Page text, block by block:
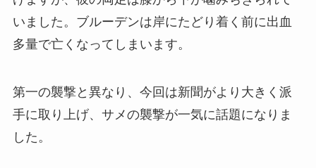
いました。ブルーデンは岸にたどり着く前に出血
多量で亡くなってしまいます。
第一の襲撃と異なり、今回は新聞がより大きく派
手に取り上げ、サメの襲撃が一気に話題になりま
した。